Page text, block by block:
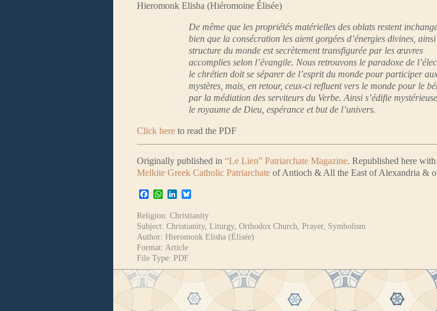
Hieromonk Elisha (Hiéromoine Élisée)
De même que les propriétés matérielles des oblats restent
bien que la consécration les aient gorgées d’énergies divines,
structure du monde est secrètement transfigurée par les œuvres
accomplies selon l’évangile. Nous retrouvons le paradoxe de
le chrétien doit se séparer de l’esprit du monde pour participer
mystères, mais, en retour, ceux-ci refluent vers le monde pour le
par la médiation des serviteurs du Verbe. Ainsi s’édifie
le royaume de Dieu, espérance et but de l’univers.
Click here to read the PDF
Originally published in “Le Lien” Patriarchate Magazine. Republished here
Melkite Greek Catholic Patriarchate of Antioch & All the East of Alexandria &
Facebook
WhatsApp
LinkedIn
Religion: Christianity
Subject: Christianity, Liturgy, Orthodox Church Prayer, Symbolism
Author: Hieromonk Elisha (Élisée)
Format: Article
File Type: PDF